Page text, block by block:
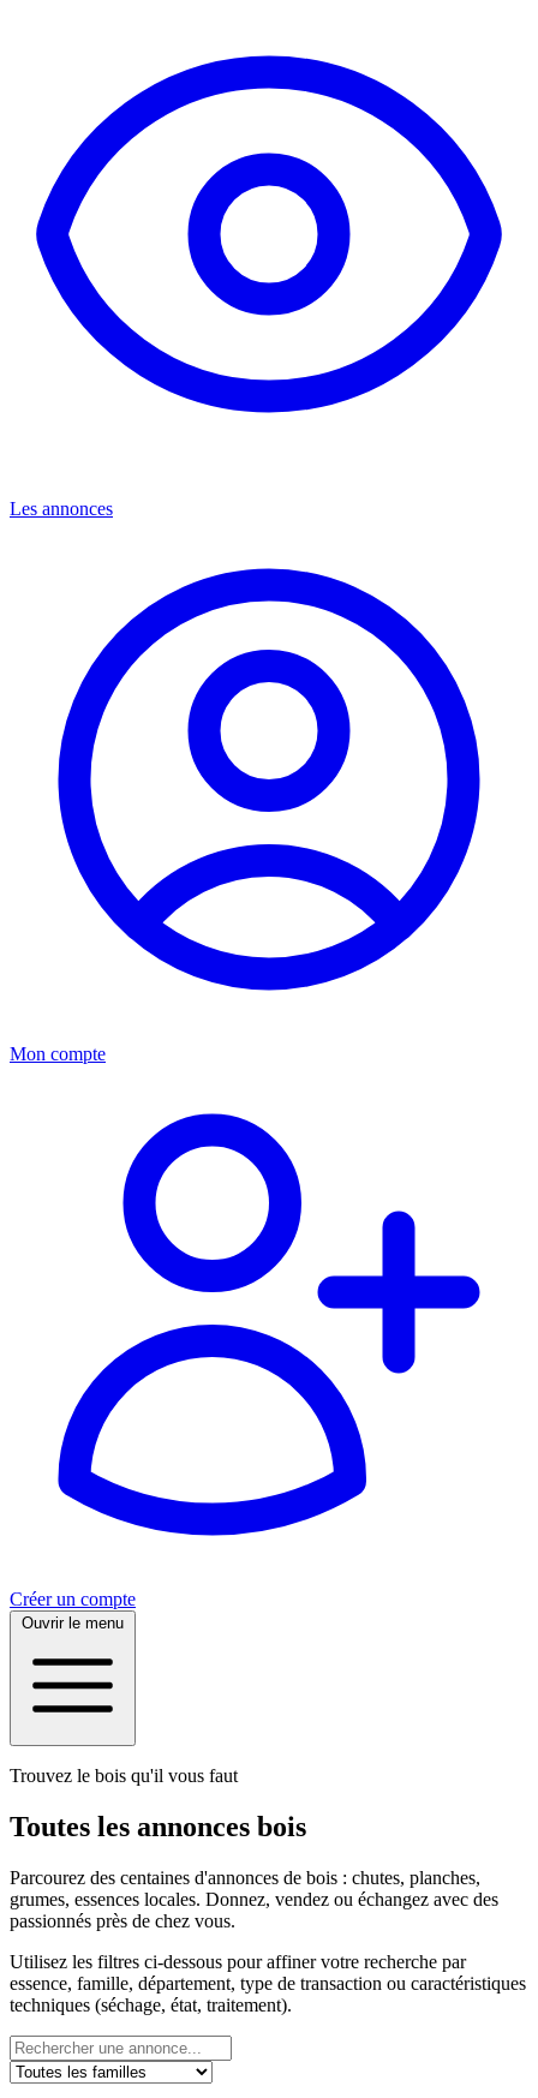
Les annonces
Mon compte
Créer un compte
Ouvrir le menu
Trouvez le bois qu'il vous faut
Toutes les annonces bois
Parcourez des centaines d'annonces de bois : chutes, planches,
grumes, essences locales. Donnez, vendez ou échangez avec des
passionnés près de chez vous.
Utilisez les filtres ci-dessous pour affiner votre recherche par
essence, famille, département, type de transaction ou caractéristiques
techniques (séchage, état, traitement).